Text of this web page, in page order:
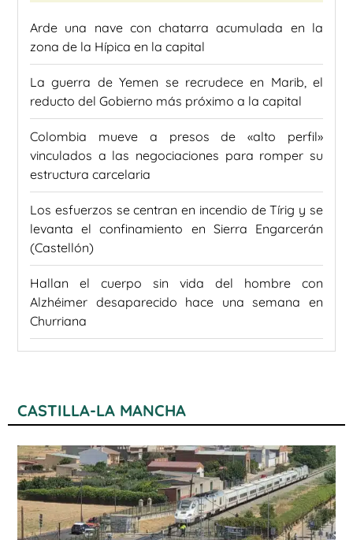
Arde una nave con chatarra acumulada en la
zona de la Hípica en la capital
La guerra de Yemen se recrudece en Marib, el
reducto del Gobierno más próximo a la capital
Colombia mueve a presos de «alto perfil»
vinculados a las negociaciones para romper su
estructura carcelaria
Los esfuerzos se centran en incendio de Tírig y se
levanta el confinamiento en Sierra Engarcerán
(Castellón)
Hallan el cuerpo sin vida del hombre con
Alzhéimer desaparecido hace una semana en
Churriana
CASTILLA-LA MANCHA